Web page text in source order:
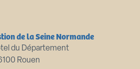
de la Seine Normande
du Département
Rouen